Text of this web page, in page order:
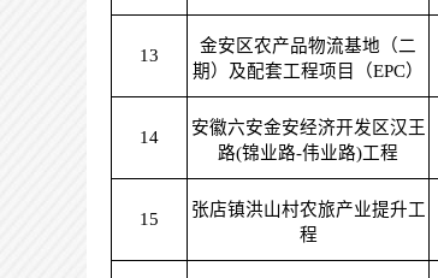
13
金安区农产品物流基地（二
期）及配套工程项目（EPC）
14
安徽六安金安经济开发区汉王
路(锦业路-伟业路)工程
15
张店镇洪山村农旅产业提升工
程